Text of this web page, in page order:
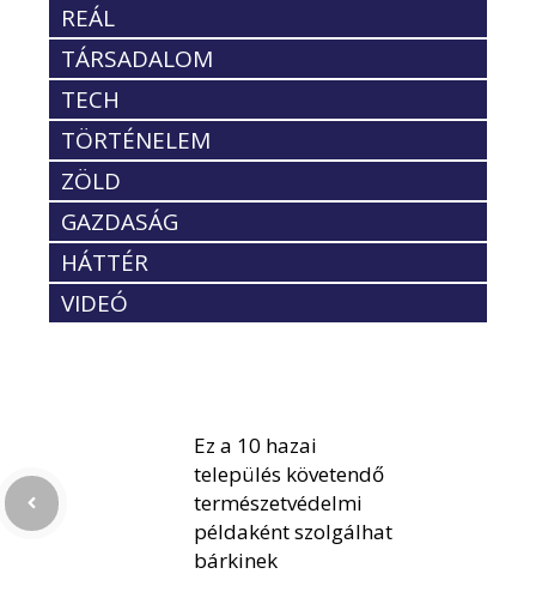
REÁL
TÁRSADALOM
TECH
TÖRTÉNELEM
ZÖLD
GAZDASÁG
HÁTTÉR
VIDEÓ
Ez a 10 hazai
település követendő
természetvédelmi
példaként szolgálhat
bárkinek